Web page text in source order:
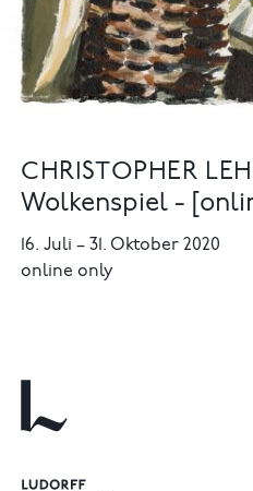
CHRISTOPHER
Wolkenspiel -
16. Juli–31. Oktober 2020
online only